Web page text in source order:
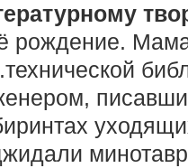
рождение.